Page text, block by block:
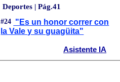
Deportes | Pág.41
#24 "Es un honor correr con
la Vale y su guagüita"
Asistente IA